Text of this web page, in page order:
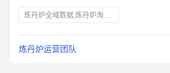
炼丹炉全域数据,炼丹炉淘系数据分析
炼丹炉运营团队